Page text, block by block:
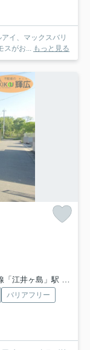
イ、マックスバリ
スがお...
もっと見る
井ヶ島」駅 徒歩32分
バリアフリー